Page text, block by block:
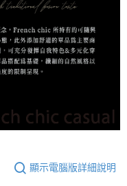
顯示電腦版詳細說明